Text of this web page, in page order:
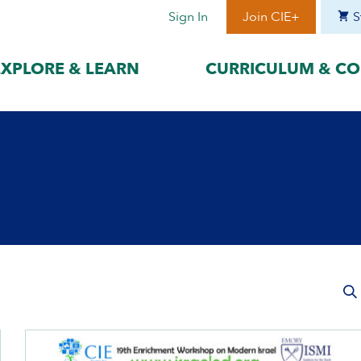
Sign In Join CIE+
& LEARN CURRICULUM &
Deutsch
Explore
Era I:
Era II:
1948